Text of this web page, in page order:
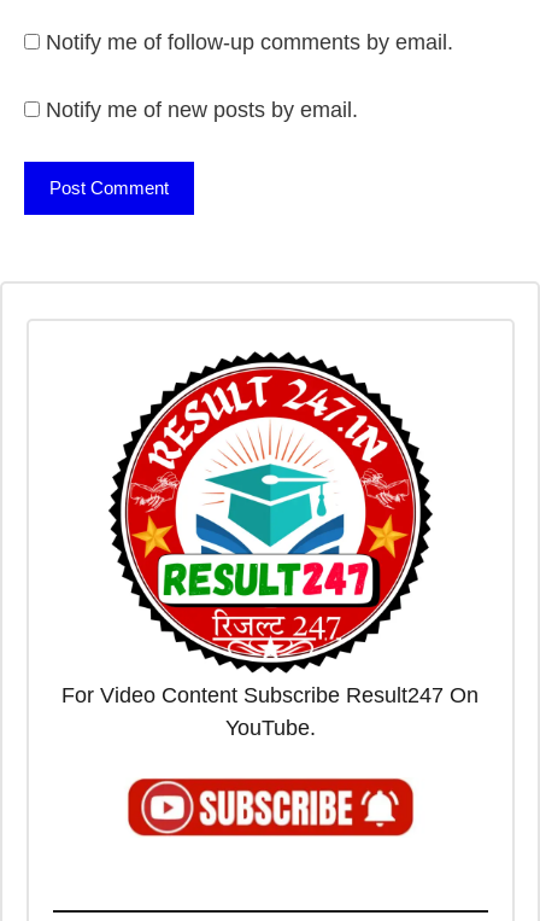
Notify me of follow-up comments by email.
Notify me of new posts by email.
For Video Content Subscribe Result247 On
YouTube.